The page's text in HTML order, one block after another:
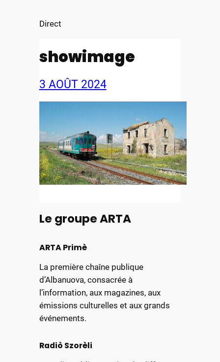
Direct
showimage
3 AOÛT 2024
Le groupe ARTA
ARTA Primè
La première chaîne publique
d’Albanuova, consacrée à
l’information, aux magazines, aux
émissions culturelles et aux grands
événements.
Radiò Szorèli